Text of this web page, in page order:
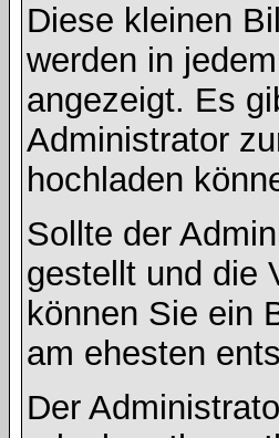
Diese kleinen
werden in
angezeigt. Es
Administrator
hochladen
Sollte der
gestellt und die
können Sie ein
am ehesten
Der